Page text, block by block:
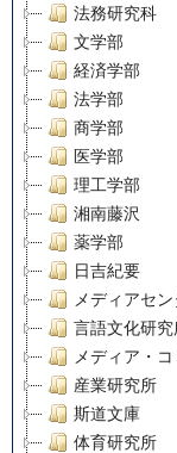
法務研究科
文学部
経済学部
法学部
商学部
医学部
理工学部
湘南藤沢
薬学部
日吉紀要
メディアセ
言語文化研究
メディア・
産業研究所
斯道文庫
体育研究所